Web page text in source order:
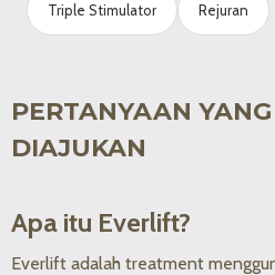
Triple Stimulator Rejuran
PERTANYAAN
DIAJUKAN
Apa itu Everlift?
Everlift adalah treatment